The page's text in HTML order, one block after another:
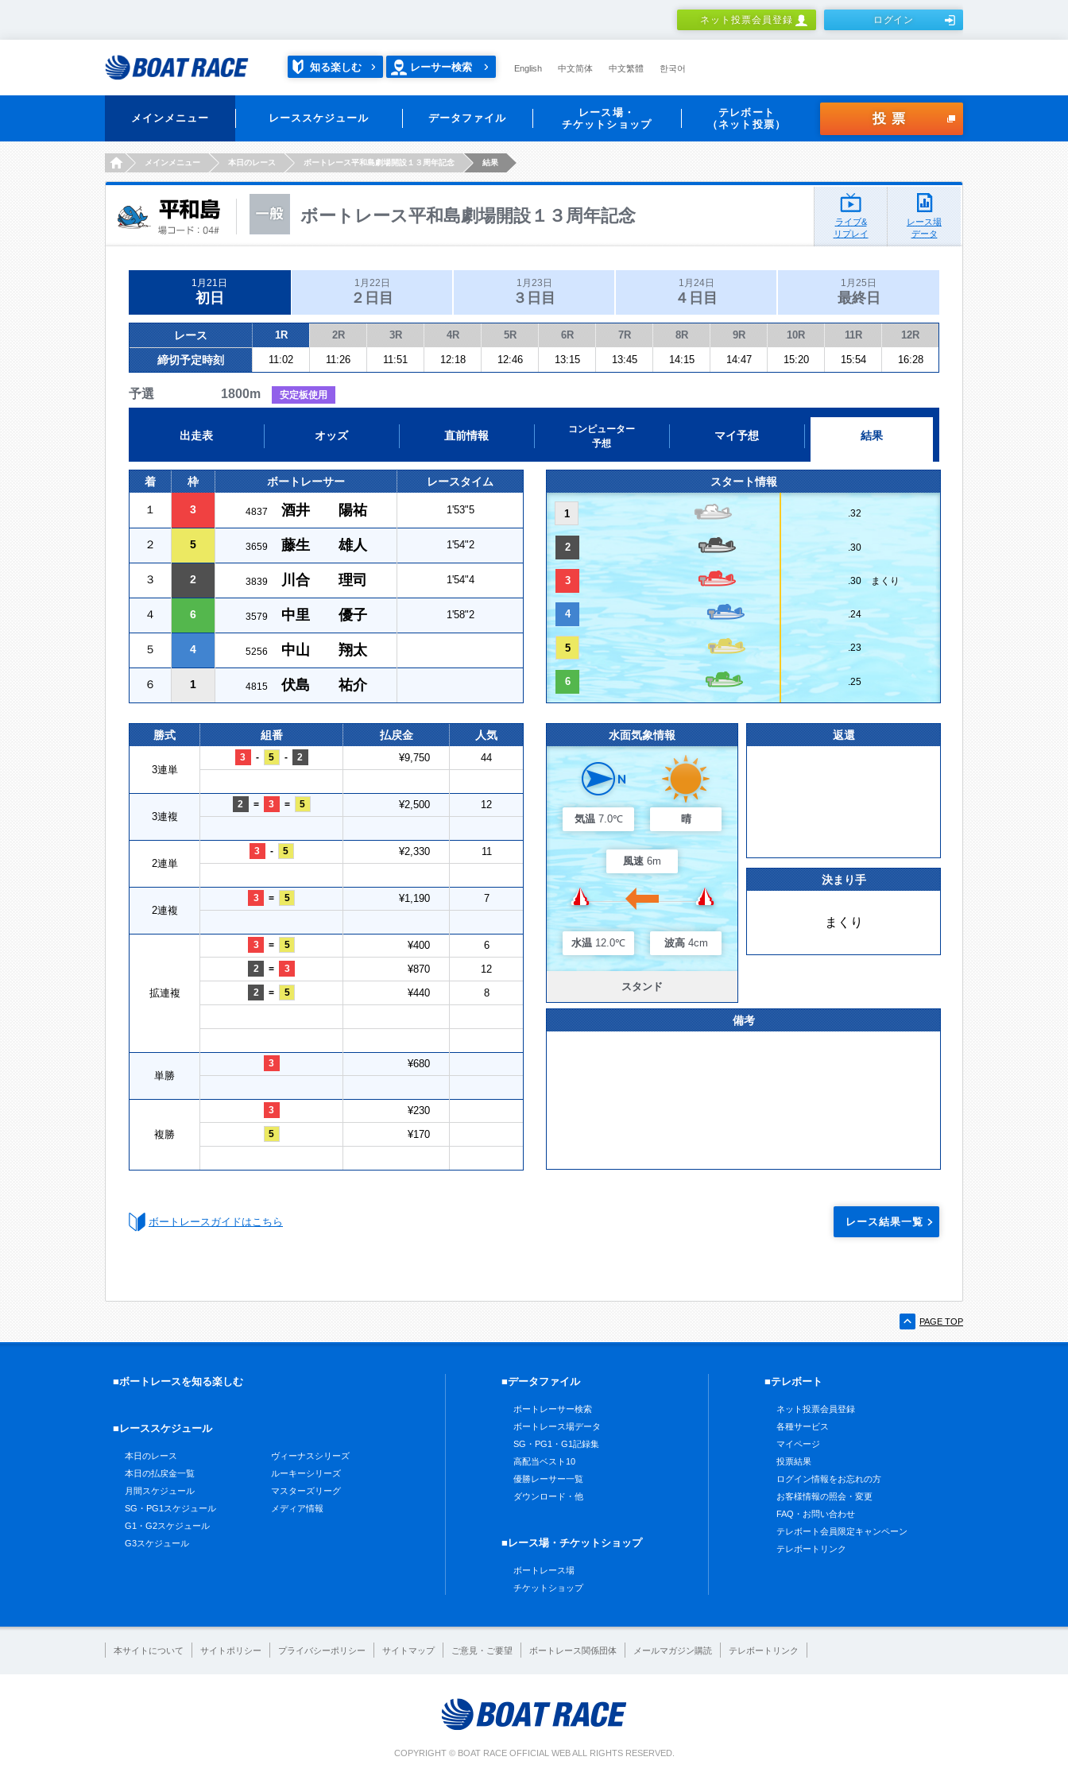
ネット投票会員登録 ログイン
知る楽しむ レーサー検索 English 中文简体 中文繁體 한국어
メインメニュー レーススケジュール データファイル
レース場・
チケットショップ
テレボート
（ネット投票）
投票
HOMEメインメニュー 本日のレース ボートレース平和島劇場開設１３周年記念 結果
ボートレース平和島劇場開設１３周年記念
ライブ&
リプレイ
レース場
データ
1月21日
初日
1月22日
２日目
1月23日
３日目
1月24日
４日目
1月25日
最終日
レース 1R 2R 3R 4R 5R 6R 7R 8R 9R 10R 11R 12R
締切予定時刻 11:02 11:26 11:51 12:18 12:46 13:15 13:45 14:15 14:47 15:20 15:54 16:28
予選 1800m 安定板使用
出走表 オッズ 直前情報
コンピューター
予想
マイ予想 結果
着 枠 ボートレーサー レースタイム
１ 3 4837 酒井 陽祐 1'53"5
２ 5 3659 藤生 雄人 1'54"2
３ 2 3839 川合 理司 1'54"4
４ 6 3579 中里 優子 1'58"2
５ 4 5256 中山 翔太
６ 1 4815 伏島 祐介
スタート情報
1 .32
2 .30
3 .30 まくり
4 .24
5 .23
6 .25
勝式 組番 払戻金 人気
3連単
3 - 5 - 2 ¥9,750 44
3連複
2 = 3 = 5 ¥2,500 12
2連単
3 - 5 ¥2,330 11
2連複
3 = 5 ¥1,190 7
拡連複
3 = 5 ¥400 6
2 = 3 ¥870 12
2 = 5 ¥440 8
単勝
3 ¥680
複勝
3 ¥230
5 ¥170
水面気象情報
気温 7.0℃ 晴
風速 6m
水温 12.0℃ 波高 4cm
スタンド
返還
決まり手
まくり
備考
ボートレースガイドはこちら レース結果一覧
PAGE TOP
■ボートレースを知る楽しむ
■レーススケジュール
本日のレース
本日の払戻金一覧
月間スケジュール
SG・PG1スケジュール
G1・G2スケジュール
G3スケジュール
ヴィーナスシリーズ
ルーキーシリーズ
マスターズリーグ
メディア情報
■データファイル
ボートレーサー検索
ボートレース場データ
SG・PG1・G1記録集
高配当ベスト10
優勝レーサー一覧
ダウンロード・他
■レース場・チケットショップ
ボートレース場
チケットショップ
■テレボート
ネット投票会員登録
各種サービス
マイページ
投票結果
ログイン情報をお忘れの方
お客様情報の照会・変更
FAQ・お問い合わせ
テレボート会員限定キャンペーン
テレボートリンク
本サイトについて サイトポリシー プライバシーポリシー サイトマップ ご意見・ご要望 ボートレース関係団体 メールマガジン購読 テレボートリンク
COPYRIGHT © BOAT RACE OFFICIAL WEB ALL RIGHTS RESERVED.